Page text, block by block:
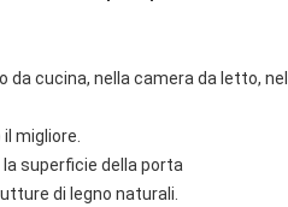
cucina, nella camera da letto, nel
migliore.
superficie della porta
di legno naturali.